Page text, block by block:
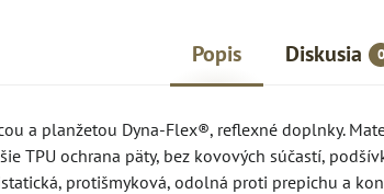
Popis Diskusia 0
a planžetou Dyna-Flex®, reflexné doplnky.
TPU ochrana päty, bez kovových súčastí,
protišmyková, odolná proti prepichu a